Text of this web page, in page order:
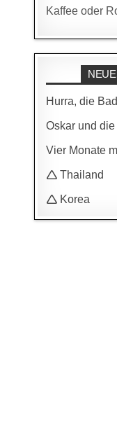
Kaffee oder
Hurra, die
Oskar und
Vier Monate
🛆 Thailand
🛆 Korea